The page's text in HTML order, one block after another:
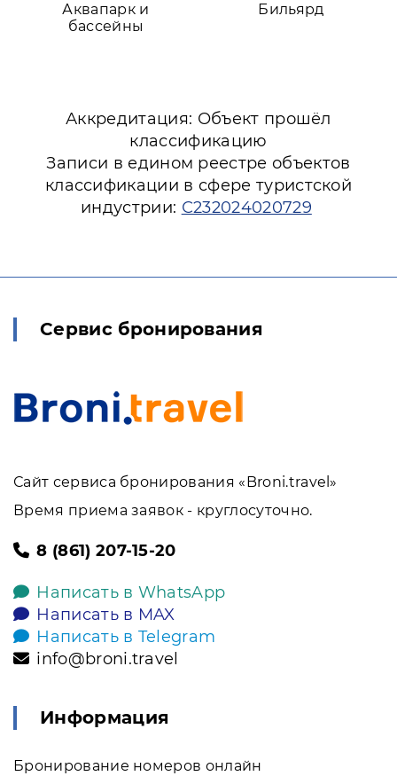
Аквапарк и
бассейны
Бильярд
Аккредитация: Объект прошёл
классификацию
Записи в едином реестре объектов
классификации в сфере туристской
индустрии: С232024020729
Сервис бронирования
Сайт сервиса бронирования «Broni.travel»
Время приема заявок - круглосуточно.
8 (861) 207-15-20
Написать в WhatsApp
Написать в MAX
Написать в Telegram
info@broni.travel
Информация
Бронирование номеров онлайн